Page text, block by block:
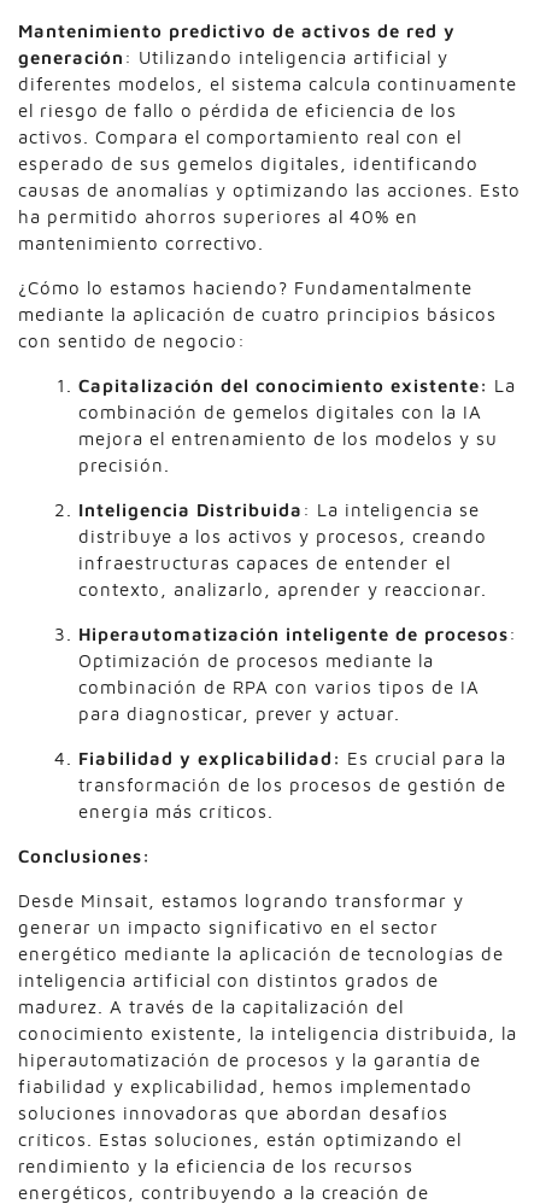
Mantenimiento predictivo de activos de red y
generación : Utilizando inteligencia artificial y
diferentes modelos, el sistema calcula continuamente
el riesgo de fallo o pérdida de eficiencia de los
activos. Compara el comportamiento real con el
esperado de sus gemelos digitales, identificando
causas de anomalías y optimizando las acciones. Esto
ha permitido ahorros superiores al 40% en
mantenimiento correctivo.
¿Cómo lo estamos haciendo? Fundamentalmente
mediante la aplicación de cuatro principios básicos
con sentido de negocio:
Capitalización del conocimiento existente: La
combinación de gemelos digitales con la IA
mejora el entrenamiento de los modelos y su
precisión.
Inteligencia Distribuida : La inteligencia se
distribuye a los activos y procesos, creando
infraestructuras capaces de entender el
contexto, analizarlo, aprender y reaccionar.
Hiperautomatización inteligente de procesos:
Optimización de procesos mediante la
combinación de RPA con varios tipos de IA
para diagnosticar, prever y actuar.
Fiabilidad y explicabilidad: Es crucial para la
transformación de los procesos de gestión de
energía más críticos.
Conclusiones:
Desde Minsait, estamos logrando transformar y
generar un impacto significativo en el sector
energético mediante la aplicación de tecnologías de
inteligencia artificial con distintos grados de
madurez. A través de la capitalización del
conocimiento existente, la inteligencia distribuida, la
hiperautomatización de procesos y la garantía de
fiabilidad y explicabilidad, hemos implementado
soluciones innovadoras que abordan desafíos
críticos. Estas soluciones, están optimizando el
rendimiento y la eficiencia de los recursos
energéticos, contribuyendo a la creación de